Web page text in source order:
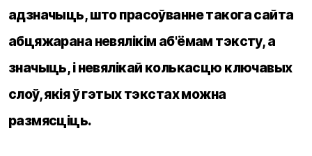
адзначыць, што прасоўванне такога сайта
абцяжарана невялікім аб'ёмам тэксту, а
значыць, і невялікай колькасцю ключавых
слоў, якія ў гэтых тэкстах можна
размясціць.